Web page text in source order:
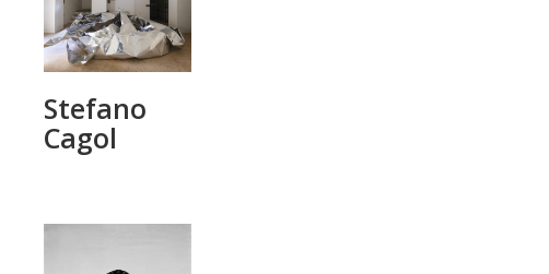
Stefano
Cagol